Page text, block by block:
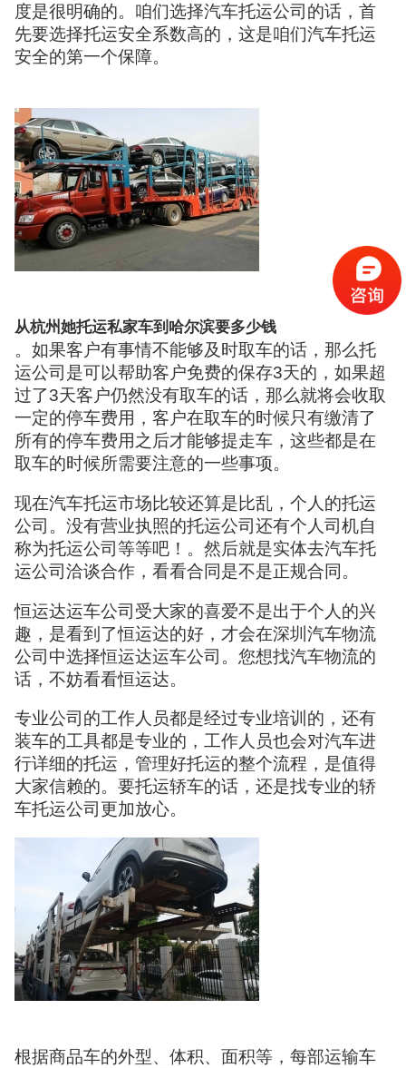
度是很明确的。咱们选择汽车托运公司的话，首
先要选择托运安全系数高的，这是咱们汽车托运
安全的第一个保障。
从杭州她托运私家车到哈尔滨要多少钱
。如果客户有事情不能够及时取车的话，那么托
运公司是可以帮助客户免费的保存3天的，如果超
过了3天客户仍然没有取车的话，那么就将会收取
一定的停车费用，客户在取车的时候只有缴清了
所有的停车费用之后才能够提走车，这些都是在
取车的时候所需要注意的一些事项。
现在汽车托运市场比较还算是比乱，个人的托运
公司。没有营业执照的托运公司还有个人司机自
称为托运公司等等吧！。然后就是实体去汽车托
运公司洽谈合作，看看合同是不是正规合同。
恒运达运车公司受大家的喜爱不是出于个人的兴
趣，是看到了恒运达的好，才会在深圳汽车物流
公司中选择恒运达运车公司。您想找汽车物流的
话，不妨看看恒运达。
专业公司的工作人员都是经过专业培训的，还有
装车的工具都是专业的，工作人员也会对汽车进
行详细的托运，管理好托运的整个流程，是值得
大家信赖的。要托运轿车的话，还是找专业的轿
车托运公司更加放心。
根据商品车的外型、体积、面积等，每部运输车